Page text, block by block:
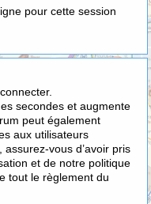
pour cette session
secondes et augmente
peut également
aux utilisateurs
vous d’avoir pris
et de notre politique
tout le règlement du